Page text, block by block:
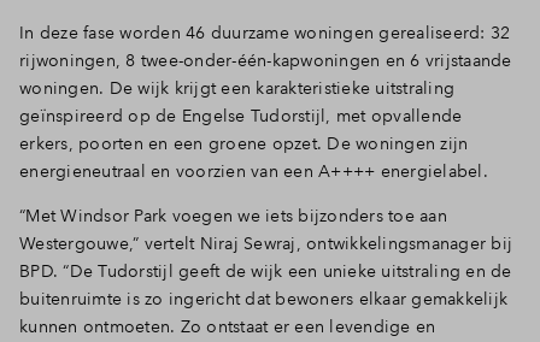
In deze fase worden 46 duurzame woningen gerealiseerd: 32
rijwoningen, 8 twee-onder-één-kapwoningen en 6 vrijstaande
woningen. De wijk krijgt een karakteristieke uitstraling
geïnspireerd op de Engelse Tudorstijl, met opvallende
erkers, poorten en een groene opzet. De woningen zijn
energieneutraal en voorzien van een A++++ energielabel.
“Met Windsor Park voegen we iets bijzonders toe aan
Westergouwe,” vertelt Niraj Sewraj, ontwikkelingsmanager bij
BPD. “De Tudorstijl geeft de wijk een unieke uitstraling en de
buitenruimte is zo ingericht dat bewoners elkaar gemakkelijk
kunnen ontmoeten. Zo ontstaat er een levendige en